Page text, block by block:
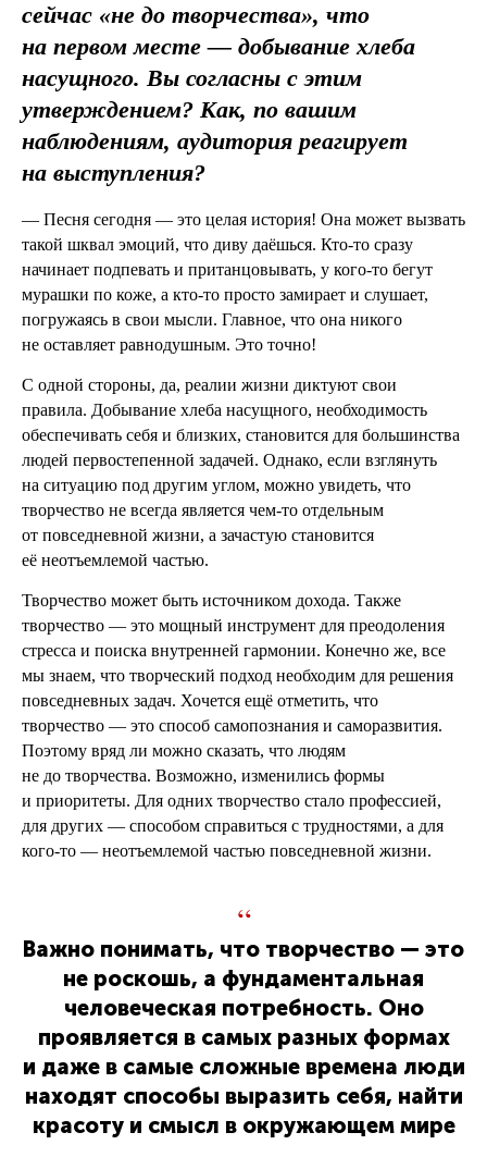
сейчас «не до творчества», что
на первом месте — добывание хлеба
насущного. Вы согласны с этим
утверждением? Как, по вашим
наблюдениям, аудитория реагирует
на выступления?
— Песня сегодня — это целая история! Она может вызвать
такой шквал эмоций, что диву даёшься. Кто-то сразу
начинает подпевать и пританцовывать, у кого-то бегут
мурашки по коже, а кто-то просто замирает и слушает,
погружаясь в свои мысли. Главное, что она никого
не оставляет равнодушным. Это точно!
С одной стороны, да, реалии жизни диктуют свои
правила. Добывание хлеба насущного, необходимость
обеспечивать себя и близких, становится для большинства
людей первостепенной задачей. Однако, если взглянуть
на ситуацию под другим углом, можно увидеть, что
творчество не всегда является чем-то отдельным
от повседневной жизни, а зачастую становится
её неотъемлемой частью.
Творчество может быть источником дохода. Также
творчество — это мощный инструмент для преодоления
стресса и поиска внутренней гармонии. Конечно же, все
мы знаем, что творческий подход необходим для решения
повседневных задач. Хочется ещё отметить, что
творчество — это способ самопознания и саморазвития.
Поэтому вряд ли можно сказать, что людям
не до творчества. Возможно, изменились формы
и приоритеты. Для одних творчество стало профессией,
для других — способом справиться с трудностями, а для
кого-то — неотъемлемой частью повседневной жизни.
“
Важно понимать, что творчество — это
не роскошь, а фундаментальная
человеческая потребность. Оно
проявляется в самых разных формах
и даже в самые сложные времена люди
находят способы выразить себя, найти
красоту и смысл в окружающем мире